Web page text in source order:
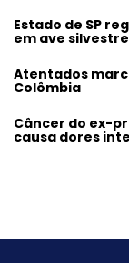
Estado de SP
em ave silvestre
Atentados
Colômbia
Câncer do ex-
causa dores